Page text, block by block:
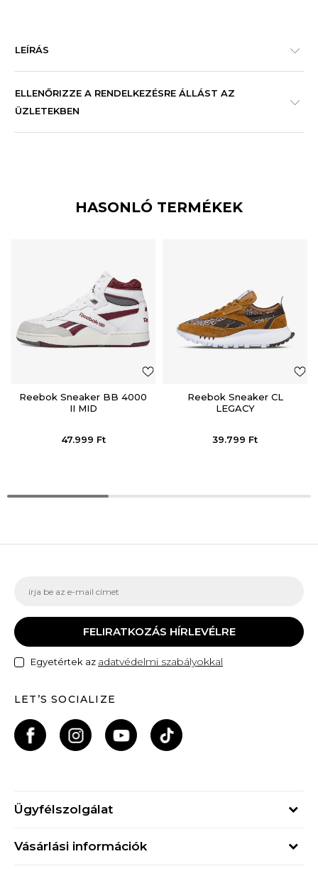
LEÍRÁS
ELLENŐRIZZE A RENDELKEZÉSRE ÁLLÁST AZ
ÜZLETEKBEN
HASONLÓ TERMÉKEK
Reebok Sneaker BB 4000
II MID
47.999 Ft
Reebok Sneaker CL
LEGACY
39.799 Ft
FELIRATKOZÁS HÍRLEVÉLRE
Egyetértek az adatvédelmi szabályokkal
LET’S SOCIALIZE
Ügyfélszolgálat
Vásárlási információk